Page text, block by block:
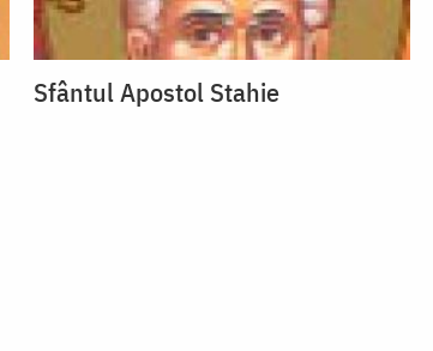
Sfântul Apostol Stahie